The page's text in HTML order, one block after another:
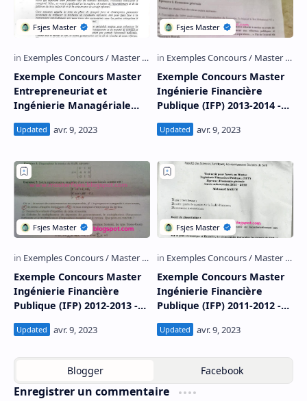
Ingénierie Managériale
2014-2015 - Fsjes Salé
Publique (IFP) 2013-2014 -
Ingénierie Financière
Publique (IFP) 2012-2013 -
Fsjes Salé
Ingénierie Financière
Publique (IFP) 2011-2012 -
Fsjes Salé